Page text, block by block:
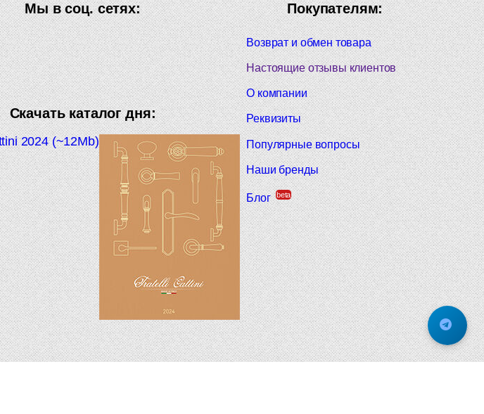
Покупателям:
Возврат и обмен товара
Настоящие отзывы клиентов
О компании
Реквизиты
Популярные вопросы
Наши бренды
Блог beta
Мы в соц. сетях:
Скачать каталог дня:
2024 (~12Mb)